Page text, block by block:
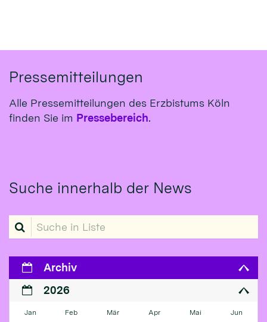
Pressemitteilungen
Alle Pressemitteilungen des Erzbistums Köln
finden Sie im Pressebereich.
Suche innerhalb der News
Suche in Liste
Archiv
2026
Jan Feb Mär Apr Mai Jun